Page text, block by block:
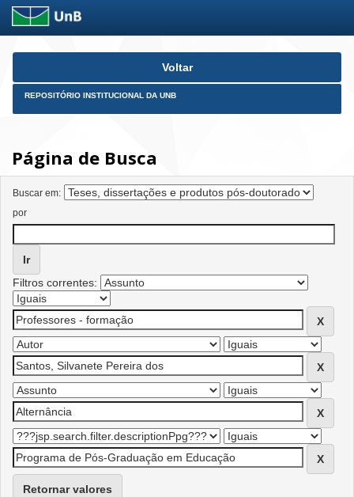
Skip
Voltar
REPOSITÓRIO INSTITUCIONAL DA UNB
Página de Busca
Buscar em:
por
Filtros correntes:
Retornar valores